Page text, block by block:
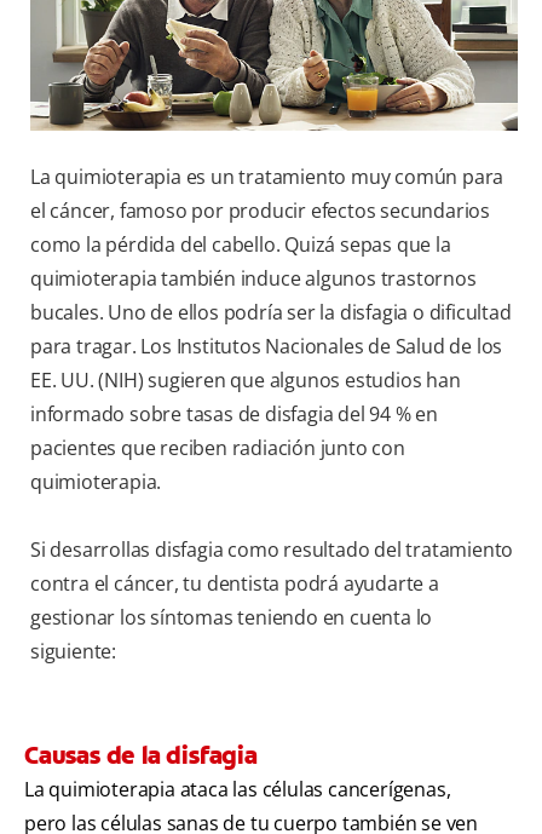
DÓNDE COMPRAR
BO (ES)
La quimioterapia es un tratamiento muy común para
el cáncer, famoso por producir efectos secundarios
como la pérdida del cabello. Quizá sepas que la
quimioterapia también induce algunos trastornos
bucales. Uno de ellos podría ser la disfagia o dificultad
para tragar. Los Institutos Nacionales de Salud de los
EE. UU. (NIH)sugieren que algunos estudios han
informado sobre tasas de disfagia del 94 % en
pacientes que reciben radiación junto con
quimioterapia.
Si desarrollas disfagia como resultado del tratamiento
contra el cáncer, tu dentista podrá ayudarte a
gestionar los síntomas teniendo en cuenta lo
siguiente:
Causas de la disfagia
La quimioterapia ataca las células cancerígenas,
pero las células sanas de tu cuerpo también se ven